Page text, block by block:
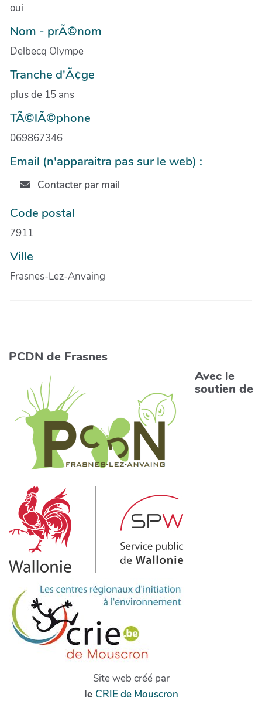
oui
Nom - prÃ©nom
Delbecq Olympe
Tranche d'Ã¢ge
plus de 15 ans
TÃ©lÃ©phone
069867346
Email (n'apparaitra pas sur le web) :
Contacter par mail
Code postal
7911
Ville
Frasnes-Lez-Anvaing
PCDN de Frasnes
Avec le
soutien de
Site web créé par
le CRIE de Mouscron